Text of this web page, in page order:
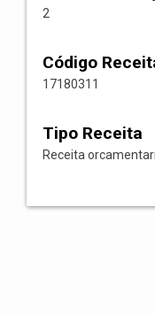
2
Código
17180311
Tipo Receita
Receita